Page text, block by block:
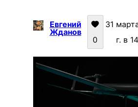
Евгений
Жданов
0
31
г. в